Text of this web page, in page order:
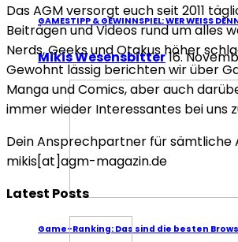
GAMESTIPP & GEWINNSPIEL: WER WEISS
Mikis Wesensbitter16.
Game-Ranking: Das sind die besten
Das AGM versorgt euch seit 2011
Beiträgen und Videos rund um alles
Nerds, Geeks und Otakus höher
Gewohnt lässig berichten wir über
Manga und Comics, aber auch
immer wieder Interessantes bei uns
Dein Ansprechpartner für sämtliche
mikis[at]agm-magazin.de
Latest Posts